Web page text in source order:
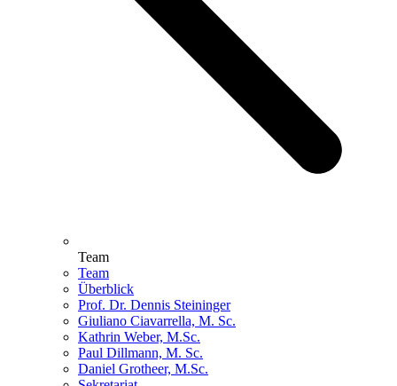
Team
Team
Überblick
Prof. Dr. Dennis Steininger
Giuliano Ciavarrella, M. Sc.
Kathrin Weber, M.Sc.
Paul Dillmann, M. Sc.
Daniel Grotheer, M.Sc.